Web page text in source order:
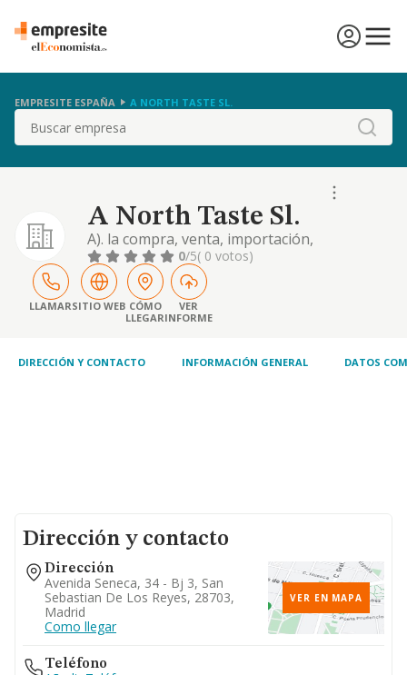
EMPRESITE ESPAÑA A NORTH TASTE SL.
Buscar
A North Taste Sl.
A). la compra, venta, importación,
exportación, al por mayor y al por menor de
todo tipo de productos de alimentación y
bebidas, tanto naturales y elaborados
(códigos c.n.a.e. números 4639, 4725 y 4729).
b) la compra, venta, importación,
electrodomésticos
0/5( 0 votos)
LLAMARSITIO WEB CÓMO
LLEGAR
VER
INFORME
DIRECCIÓN Y CONTACTO INFORMACIÓN GENERAL DATOS
Dirección y contacto
Dirección
Avenida Seneca, 34 - Bj 3, San
Sebastian De Los Reyes, 28703,
Madrid
Como llegar
VER EN MAPA
Teléfono